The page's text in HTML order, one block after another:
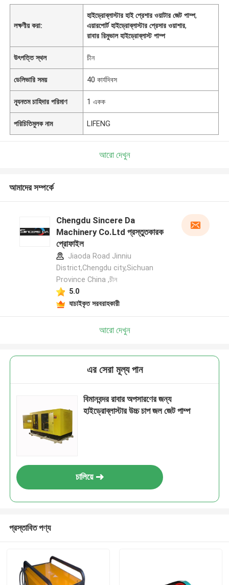
লক্ষণীয় করা:
হাইড্রোব্লাস্টার হাই প্রেশার ওয়াটার জেট পাম্প,
এয়ারপোর্ট হাইড্রোব্লাস্টার প্রেসার ওয়াশার,
রাবার রিমুভাল হাইড্রোব্লাস্ট পাম্প
উৎপত্তি স্থল চীন
ডেলিভারি সময় 40 কার্যদিবস
ন্যূনতম চাহিদার পরিমাণ 1 একক
পরিচিতিমুলক নাম LIFENG
আরো দেখুন
আমাদের সম্পর্কে
Chengdu Sincere Da
Machinery Co.Ltd প্রস্তুতকারক
প্রোফাইল
Jiaoda Road Jinniu
District,Chengdu city,Sichuan
Province China ,চীন
5.0
যাচাইকৃত সরবরাহকারী
আরো দেখুন
এর সেরা মূল্য পান
বিমানবন্দর রাবার অপসারণের জন্য
হাইড্রোব্লাস্টার উচ্চ চাপ জল জেট পাম্প
চালিয়ে
প্রস্তাবিত পণ্য